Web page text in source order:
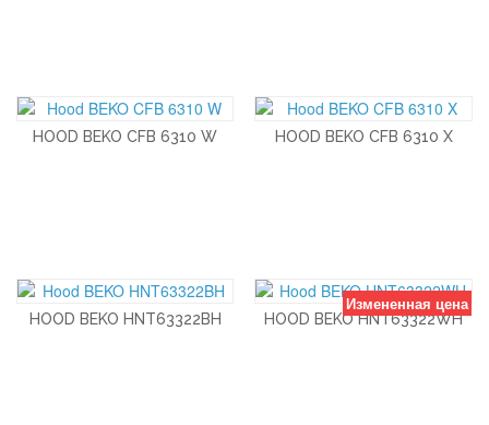
HOOD BEKO CFB 6310 W HOOD BEKO CFB 6310 X
HOOD BEKO HNT63322BH
Измененная цена
HOOD BEKO HNT63322WH